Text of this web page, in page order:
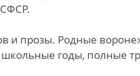
и прозы. Родные
годы, полные